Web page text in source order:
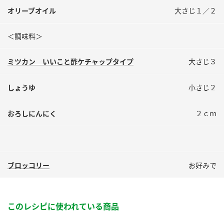
検索
業務用サイト
オリーブオイル 大さじ１／２
＜調味料＞
ミツカン いいこと酢ケチャップタイプ 大さじ３
しょうゆ 小さじ２
おろしにんにく ２ｃｍ
ブロッコリー お好みで
このレシピに使われている商品